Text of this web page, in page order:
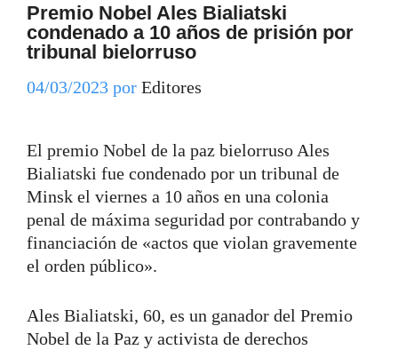
Premio Nobel Ales Bialiatski
condenado a 10 años de prisión por
tribunal bielorruso
04/03/2023 por Editores
El premio Nobel de la paz bielorruso Ales
Bialiatski fue condenado por un tribunal de
Minsk el viernes a 10 años en una colonia
penal de máxima seguridad por contrabando y
financiación de «actos que violan gravemente
el orden público».
Ales Bialiatski, 60, es un ganador del Premio
Nobel de la Paz y activista de derechos